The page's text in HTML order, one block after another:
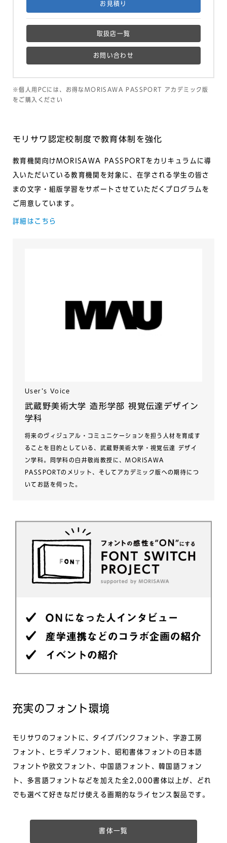
お見積り
取扱店一覧
お問い合わせ
※個人用PCには、お得なMORISAWA PASSPORT アカデミック版
をご購入ください
モリサワ認定校制度で教育体制を強化
教育機関向けMORISAWA PASSPORTをカリキュラムに導
入いただいている教育機関を対象に、在学される学生の皆さ
まの文字・組版学習をサポートさせていただくプログラムを
ご用意しています。
詳細はこちら
Userʼs Voice
武蔵野美術大学 造形学部 視覚伝達デザイン
学科
将来のヴィジュアル・コミュニケーションを担う人材を育成す
ることを目的としている、武蔵野美術大学・視覚伝達 デザイ
ン学科。同学科の白井敬尚教授に、MORISAWA
PASSPORTのメリット、そしてアカデミック版への期待につ
いてお話を伺った。
充実のフォント環境
モリサワのフォントに、タイプバンクフォント、字游工房
フォント、ヒラギノフォント、昭和書体フォントの日本語
フォントや欧文フォント、中国語フォント、韓国語フォン
ト、多言語フォントなどを加えた全2,000書体以上が、どれ
でも選べて好きなだけ使える画期的なライセンス製品です。
書体一覧